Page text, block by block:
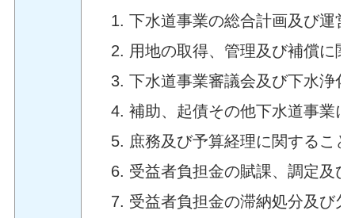
下水道事業の総合計画及び運
用地の取得、管理及び補償に
下水道事業審議会及び下水浄
補助、起債その他下水道事業
庶務及び予算経理に関すること
受益者負担金の賦課、調定及
受益者負担金の滞納処分及び